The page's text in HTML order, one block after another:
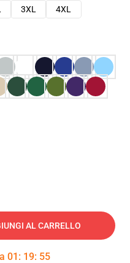
3XL
4XL
AL CARRELLO
01 : 19: 54